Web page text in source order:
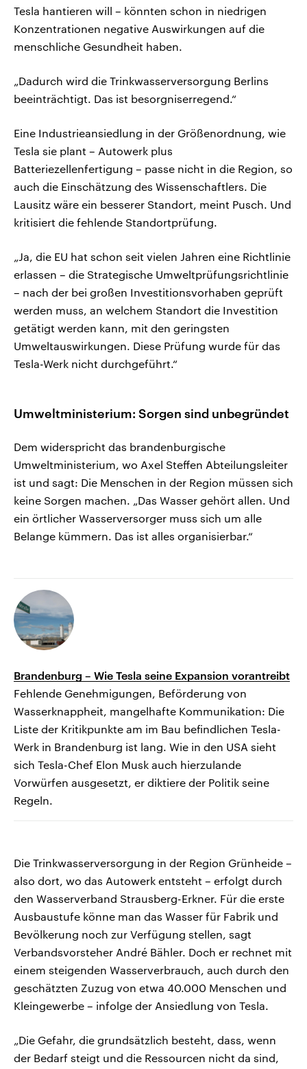
Tesla hantieren will – könnten schon in niedrigen
Konzentrationen negative Auswirkungen auf die
menschliche Gesundheit haben.
„Dadurch wird die Trinkwasserversorgung Berlins
beeinträchtigt. Das ist besorgniserregend.“
Eine Industrieansiedlung in der Größenordnung, wie
Tesla sie plant – Autowerk plus
Batteriezellenfertigung – passe nicht in die Region, so
auch die Einschätzung des Wissenschaftlers. Die
Lausitz wäre ein besserer Standort, meint Pusch. Und
kritisiert die fehlende Standortprüfung.
„Ja, die EU hat schon seit vielen Jahren eine Richtlinie
erlassen – die Strategische Umweltprüfungsrichtlinie
– nach der bei großen Investitionsvorhaben geprüft
werden muss, an welchem Standort die Investition
getätigt werden kann, mit den geringsten
Umweltauswirkungen. Diese Prüfung wurde für das
Tesla-Werk nicht durchgeführt.“
Umweltministerium: Sorgen sind unbegründet
Dem widerspricht das brandenburgische
Umweltministerium, wo Axel Steffen Abteilungsleiter
ist und sagt: Die Menschen in der Region müssen sich
keine Sorgen machen. „Das Wasser gehört allen. Und
ein örtlicher Wasserversorger muss sich um alle
Belange kümmern. Das ist alles organisierbar.“
Brandenburg – Wie Tesla seine Expansion vorantreibt
Fehlende Genehmigungen, Beförderung von
Wasserknappheit, mangelhafte Kommunikation: Die
Liste der Kritikpunkte am im Bau befindlichen Tesla-
Werk in Brandenburg ist lang. Wie in den USA sieht
sich Tesla-Chef Elon Musk auch hierzulande
Vorwürfen ausgesetzt, er diktiere der Politik seine
Regeln.
Die Trinkwasserversorgung in der Region Grünheide –
also dort, wo das Autowerk entsteht – erfolgt durch
den Wasserverband Strausberg-Erkner. Für die erste
Ausbaustufe könne man das Wasser für Fabrik und
Bevölkerung noch zur Verfügung stellen, sagt
Verbandsvorsteher André Bähler. Doch er rechnet mit
einem steigenden Wasserverbrauch, auch durch den
geschätzten Zuzug von etwa 40.000 Menschen und
Kleingewerbe – infolge der Ansiedlung von Tesla.
„Die Gefahr, die grundsätzlich besteht, dass, wenn
der Bedarf steigt und die Ressourcen nicht da sind,